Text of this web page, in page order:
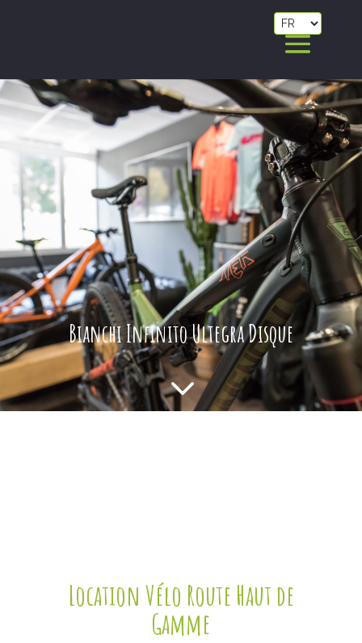
Bianchi Infinito Ultegra Disque
3
Location Vélo Route Haut de
Gamme